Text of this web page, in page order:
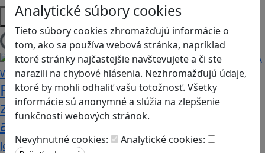
Analytické súbory cookies
Tieto súbory cookies zhromažďujú informácie o
tom, ako sa používa webová stránka, napríklad
ktoré stránky najčastejšie navštevujete a či ste
narazili na chybové hlásenia. Nezhromažďujú údaje,
ktoré by mohli odhaliť vašu totožnosť. Všetky
informácie sú anonymné a slúžia na zlepšenie
funkčnosti webových stránok.
Nevyhnutné cookies:
Analytické cookies:
Platformy
Načítam blogy
Fotografujte zvieratká, aby ste
zachránili ostrov v Alba: A Wildlife
adventure
Jednoduchá hra, vhodná pre kohokoľvek z rodiny,…